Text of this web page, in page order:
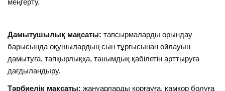
Дамытушылық мақсаты: тапсырмаларды орындау
барысында оқушылардың сын тұрғысынан ойлауын
дамытуға, тапқырлыққа, танымдық қабілетін арттыруға
дағдыландыру.
Тәрбиелік мақсаты: жануарларды қорғауға, қамқор болуға